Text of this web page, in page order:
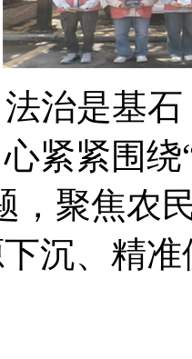
治是基石
紧紧围
，聚焦农
沉、精